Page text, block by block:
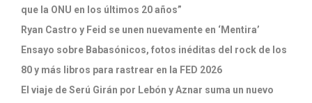
que la ONU en los últimos 20 años”
Ryan Castro y Feid se unen nuevamente en ‘Mentira’
Ensayo sobre Babasónicos, fotos inéditas del rock de los
80 y más libros para rastrear en la FED 2026
El viaje de Serú Girán por Lebón y Aznar suma un nuevo